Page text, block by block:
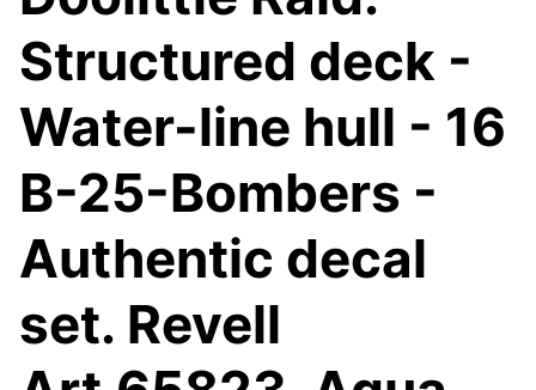
Structured deck -
Water-line hull - 16
B-25-Bombers -
Authentic decal
set. Revell